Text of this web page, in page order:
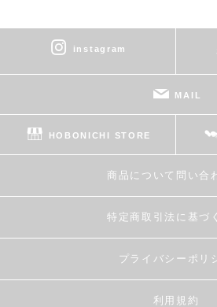
instagram
MAIL
HOBONICHI STORE
商品について問い合
特定商取引法に基づ
プライバシーポリ
利用規約